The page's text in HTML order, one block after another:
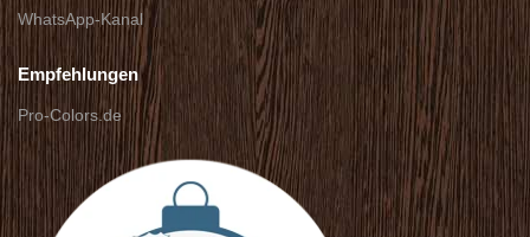
WhatsApp-Kanal
Empfehlungen
Pro-Colors.de